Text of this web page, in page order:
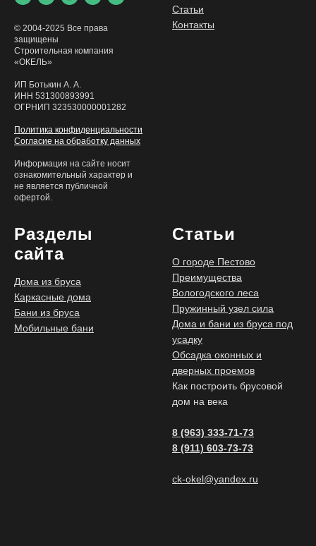
© 2004-2025 Все права
защищены
Строительная компания
«ОКЕЛЬ»
ИП Ботькин А. А.
ИНН 531300893991
ОГРНИП 323530000001282
Политика конфиденциальности
Согласие на обработку данных
Информация на сайте носит
ознакомительный характер и
не является публичной
офертой.
Статьи
Контакты
Разделы
сайта
Дома из бруса
Каркасные дома
Бани из бруса
Мобильные бани
Статьи
О городе Пестово
Преимущества
Вологодского леса
Пружинный узел сила
Дома и бани из бруса под
усадку
Обсадка оконных и
дверных проемов
Как построить брусовой
дом на века
8 (963) 333-71-73
8 (911) 603-73-73
ck-okel@yandex.ru